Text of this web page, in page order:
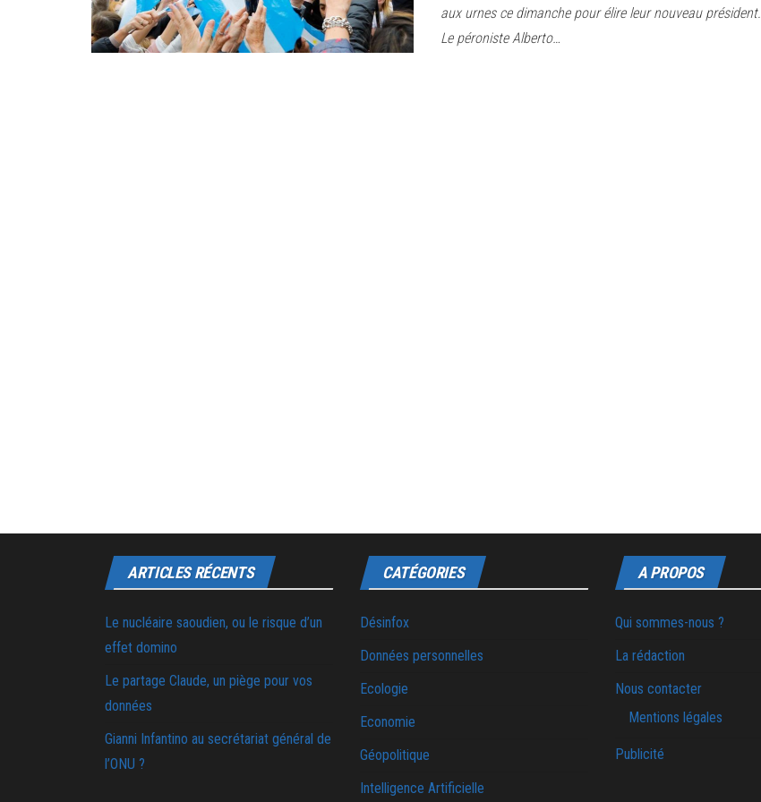
aux urnes ce dimanche pour élire leur nouveau président.
Le péroniste Alberto…
ARTICLES RÉCENTS
Le nucléaire saoudien, ou le risque d’un
effet domino
Le partage Claude, un piège pour vos
données
Gianni Infantino au secrétariat général de
l’ONU ?
CATÉGORIES
Désinfox
Données personnelles
Ecologie
Economie
Géopolitique
Intelligence Artificielle
A PROPOS
Qui sommes-nous ?
La rédaction
Nous contacter
Mentions légales
Publicité